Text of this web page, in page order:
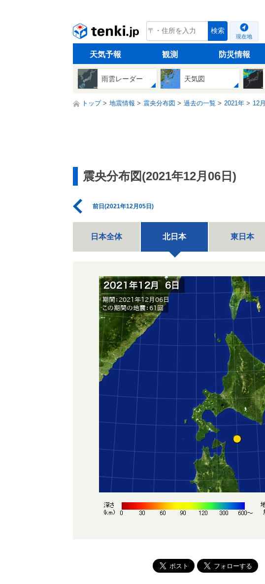
tenki.jp 検索
現在地
天気予報 観測 防災情報
雨雲レーダー 天気図
トップ 地震情報 震央分布図 過去の一覧 2021年 12月
震央分布図(2021年12月06日)
前日(2021年12月05日)
日本全体 北日本 東日本